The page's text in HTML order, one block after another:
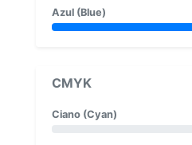
Azul (Blue)
CMYK
Ciano (Cyan)